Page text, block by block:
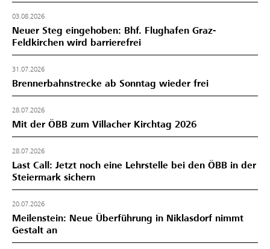
03.08.2026
Neuer Steg eingehoben: Bhf. Flughafen Graz-
Feldkirchen wird barrierefrei
31.07.2026
Brennerbahnstrecke ab Sonntag wieder frei
28.07.2026
Mit der ÖBB zum Villacher Kirchtag 2026
28.07.2026
Last Call: Jetzt noch eine Lehrstelle bei den ÖBB in der
Steiermark sichern
20.07.2026
Meilenstein: Neue Überführung in Niklasdorf nimmt
Gestalt an